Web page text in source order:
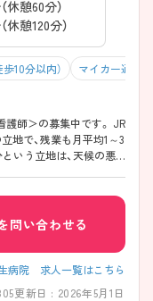
休憩60分）
憩120分）
10分以内） マイカー通勤
師＞の募集中です。 JR
地で、残業も月平均1～3
いう立地は、天候の悪
らお気軽にお問い合わせ
問い合わせる
病院 求人一覧はこちら
更新日 : 2026年5月1日